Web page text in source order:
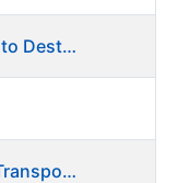
Item
Oficial 2ª Mecánico Mantenimiento Destacado
Consejero de Seguridad para el Transporte y Medio Ambiente